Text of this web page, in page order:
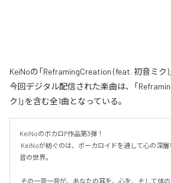
KeiNoの「ReframingCreation (feat. 初音ミク)
今回デジタル配信された楽曲は、「
ク)」を含む全1曲となっている。
KeiNoのボカロP作品第3弾！
音の世界。